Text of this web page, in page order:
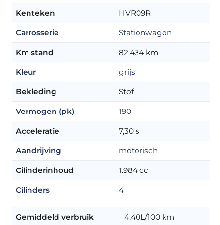
Kenteken HVR09R
Carrosserie Stationwagon
Km stand 82.434 km
Kleur grijs
Bekleding Stof
Vermogen (pk) 190
Acceleratie 7,30 s
Aandrijving motorisch
Cilinderinhoud 1.984 cc
Cilinders 4
Gemiddeld verbruik 4,40L/100 km